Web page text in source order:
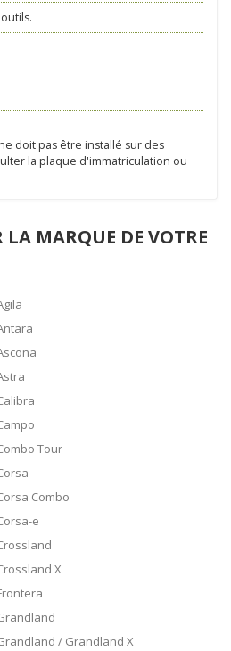
doit pas être installé sur des
la plaque d'immatriculation ou
LA MARQUE DE VOTRE
Tour
Combo
e
X
/ Grandland X